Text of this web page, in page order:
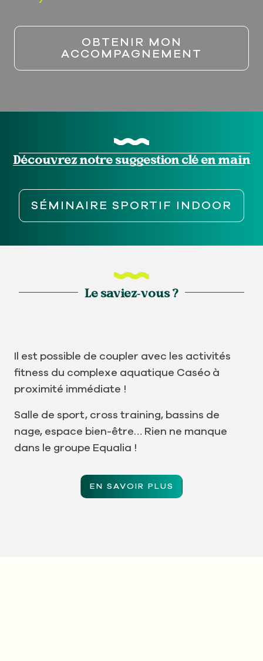
OBTENIR MON
ACCOMPAGNEMENT
Découvrez notre suggestion clé en main
SÉMINAIRE SPORTIF INDOOR
Le saviez-vous ?
Il est possible de coupler avec les activités
fitness du complexe aquatique Caséo à
proximité immédiate !
Salle de sport, cross training, bassins de
nage, espace bien-être… Rien ne manque
dans le groupe Equalia !
EN SAVOIR PLUS